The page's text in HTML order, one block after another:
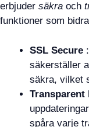
erbjuder säkra och
funktioner som
SSL Secure
säkerställer
säkra, vilket
Transparent
spåra varje